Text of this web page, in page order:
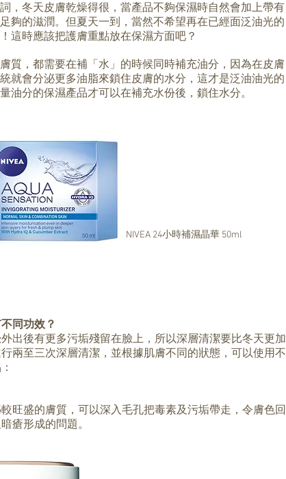
，冬天皮膚乾燥得很，當產品不夠保濕時自然會加上帶有
夠的滋潤。但夏天一到，當然不希望再在已經面泛油光的
這時應該把護膚重點放在保濕方面吧？
質，都需要在補「水」的時候同時補充油分，因為在皮膚
就會分泌更多油脂來鎖住皮膚的水分，這才是泛油油光的
油分的保濕產品才可以在補充水份後，鎖住水分。
NIVEA 24小時補濕晶華 50ml
同功效？
出後有更多污垢殘留在臉上，所以深層清潔要比冬天更加
兩至三次深層清潔，並根據肌膚不同的狀態，可以使用不
旺盛的膚質，可以深入毛孔把毒素及污垢帶走，令膚色回
瘡形成的問題。